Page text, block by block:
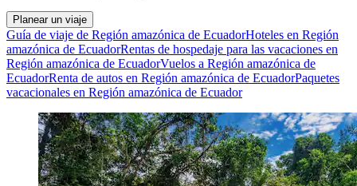
Planear un viaje
Guía de viaje de Región amazónica de EcuadorHoteles en Región
amazónica de EcuadorRentas de hospedaje para las vacaciones en
Región amazónica de EcuadorVuelos a Región amazónica de
EcuadorRenta de autos en Región amazónica de EcuadorPaquetes
vacacionales en Región amazónica de Ecuador